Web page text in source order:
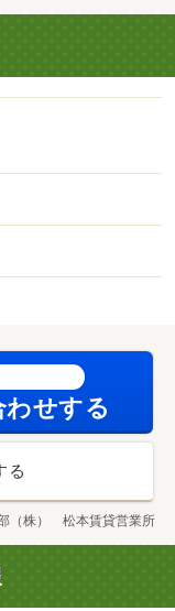
は１台付きです♪
ホン・室内物干し
用可能です♪／敷
円/ハウスクリー
せする
る
（株） 松本賃貸営業所